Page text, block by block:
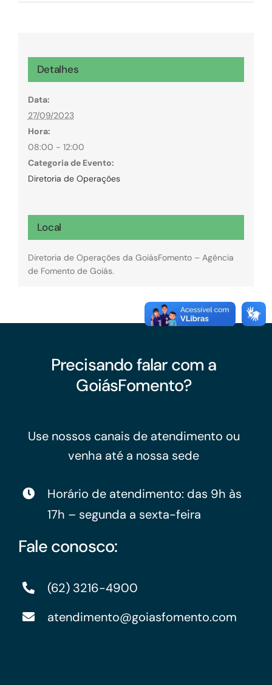
Detalhes
Data:
27/09/2023
Hora:
08:00 - 12:00
Categoria de Evento:
Diretoria de Operações
Local
Diretoria de Operações da GoiásFomento – Agência
de Fomento de Goiás.
Precisando falar com a
GoiásFomento?
Use nossos canais de atendimento ou
venha até a nossa sede
Horário de atendimento: das 9h às
17h – segunda a sexta-feira
Fale conosco:
(62) 3216-4900
atendimento@goiasfomento.com